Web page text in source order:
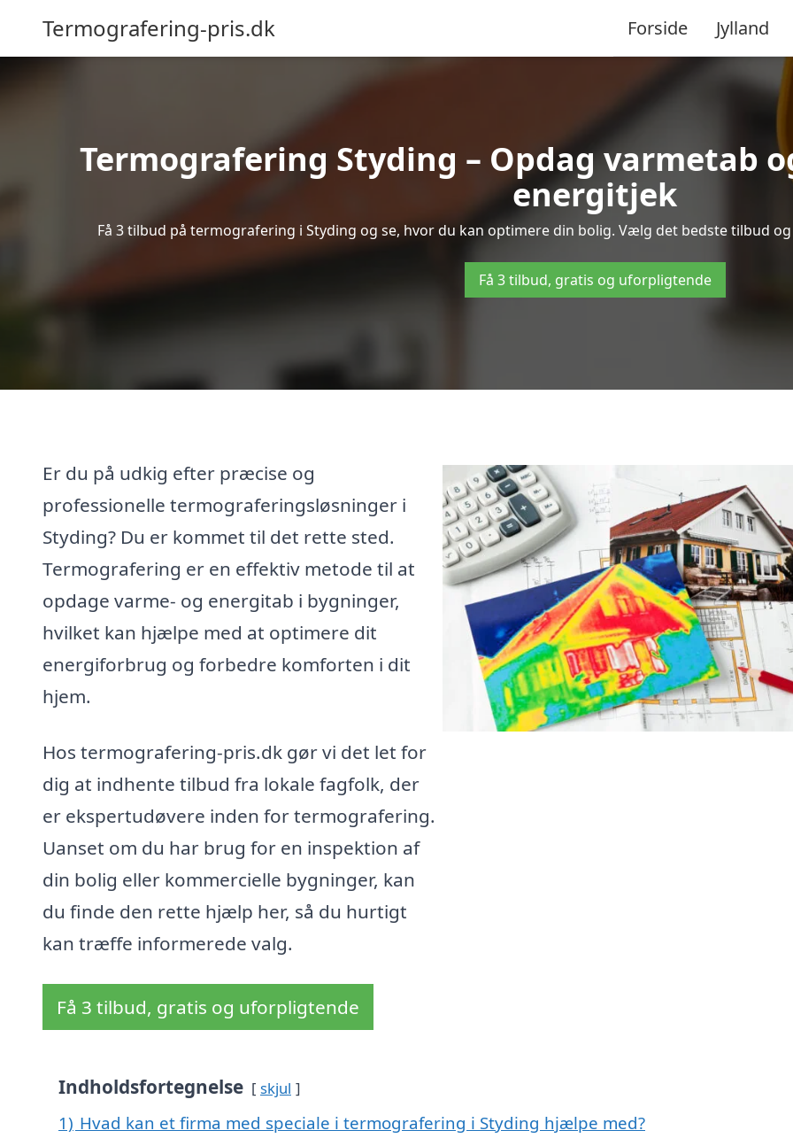
Termografering-pris.dk Forside Jylland
Termografering Styding – Opdag varmetab
energitjek
Få 3 tilbud på termografering i Styding og se, hvor du kan optimere din bolig. Vælg det bedste tilbud
Få 3 tilbud, gratis og uforpligtende
Er du på udkig efter præcise og
professionelle termograferingsløsninger i
Styding? Du er kommet til det rette sted.
Termografering er en effektiv metode til at
opdage varme- og energitab i bygninger,
hvilket kan hjælpe med at optimere dit
energiforbrug og forbedre komforten i dit
hjem.
Hos termografering-pris.dk gør vi det let for
dig at indhente tilbud fra lokale fagfolk, der
er ekspertudøvere inden for termografering.
Uanset om du har brug for en inspektion af
din bolig eller kommercielle bygninger, kan
du finde den rette hjælp her, så du hurtigt
kan træffe informerede valg.
Få 3 tilbud, gratis og uforpligtende
Indholdsfortegnelse skjul
1) Hvad kan et firma med speciale i termografering i Styding hjælpe med?